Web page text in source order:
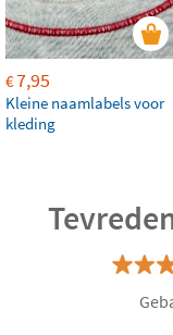
€7,95
Kleine naamlabels voor
kleding